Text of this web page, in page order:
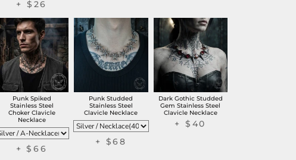
+ $26
Punk Spiked
Stainless Steel
Choker Clavicle
Necklace
+ $66
Punk Studded
Stainless Steel
Clavicle Necklace
+ $68
Dark Gothic Studded
Gem Stainless Steel
Clavicle Necklace
+ $40